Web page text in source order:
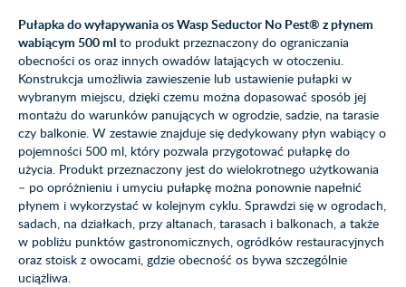
Pułapka do wyłapywania os Wasp Seductor No Pest® z płynem
wabiącym 500 ml to produkt przeznaczony do ograniczania
obecności os oraz innych owadów latających w otoczeniu.
Konstrukcja umożliwia zawieszenie lub ustawienie pułapki w
wybranym miejscu, dzięki czemu można dopasować sposób jej
montażu do warunków panujących w ogrodzie, sadzie, na tarasie
czy balkonie. W zestawie znajduje się dedykowany płyn wabiący o
pojemności 500 ml, który pozwala przygotować pułapkę do
użycia. Produkt przeznaczony jest do wielokrotnego użytkowania
– po opróżnieniu i umyciu pułapkę można ponownie napełnić
płynem i wykorzystać w kolejnym cyklu. Sprawdzi się w ogrodach,
sadach, na działkach, przy altanach, tarasach i balkonach, a także
w pobliżu punktów gastronomicznych, ogródków restauracyjnych
oraz stoisk z owocami, gdzie obecność os bywa szczególnie
uciążliwa.